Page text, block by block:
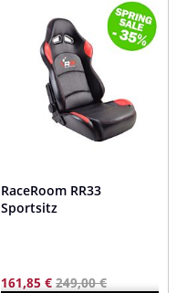
RaceRoom RR33
Sportsitz
161,85 € 249,00 €